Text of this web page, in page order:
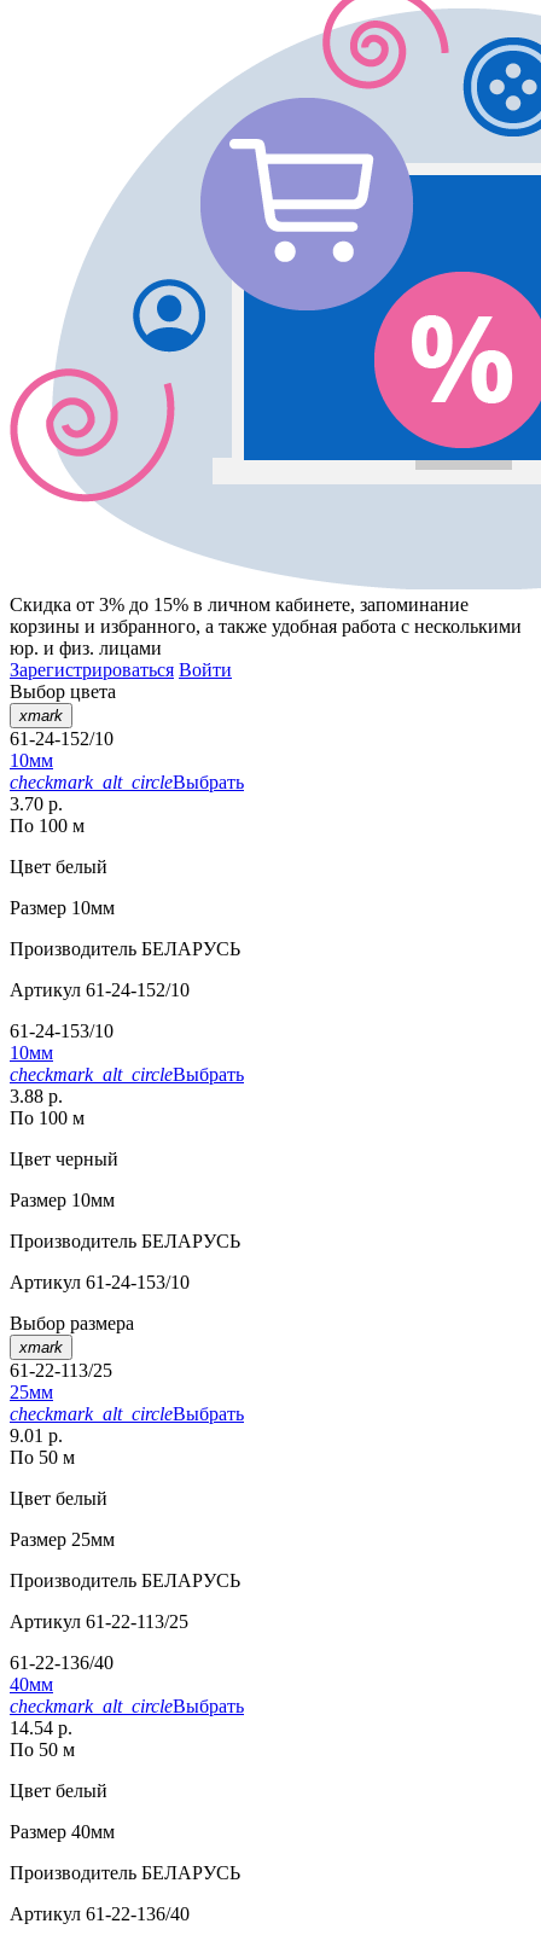
Скидка от 3% до 15% в личном кабинете, запоминание
корзины и избранного, а также удобная работа с несколькими
юр. и физ. лицами
Зарегистрироваться Войти
Выбор цвета
xmark
61-24-152/10
10мм
checkmark_alt_circleВыбрать
3.70 р.
По 100 м
Цвет белый
Размер 10мм
Производитель БЕЛАРУСЬ
Артикул 61-24-152/10
61-24-153/10
10мм
checkmark_alt_circleВыбрать
3.88 р.
По 100 м
Цвет черный
Размер 10мм
Производитель БЕЛАРУСЬ
Артикул 61-24-153/10
Выбор размера
xmark
61-22-113/25
25мм
checkmark_alt_circleВыбрать
9.01 р.
По 50 м
Цвет белый
Размер 25мм
Производитель БЕЛАРУСЬ
Артикул 61-22-113/25
61-22-136/40
40мм
checkmark_alt_circleВыбрать
14.54 р.
По 50 м
Цвет белый
Размер 40мм
Производитель БЕЛАРУСЬ
Артикул 61-22-136/40